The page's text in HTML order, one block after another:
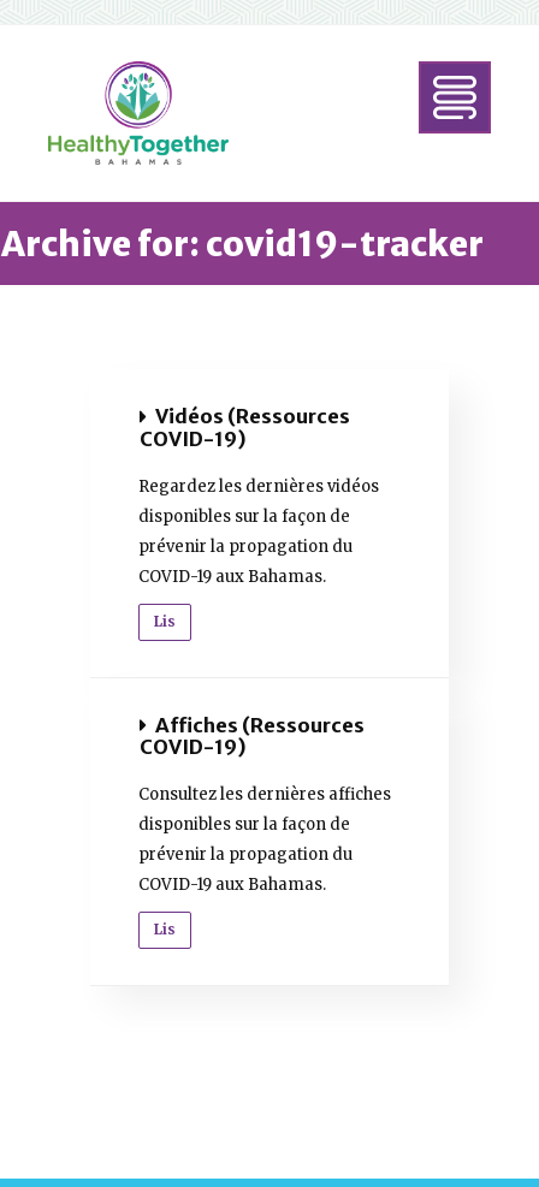
Archive for: covid19-tracker
Vidéos (Ressources
COVID-19)
Regardez les dernières vidéos
disponibles sur la façon de
prévenir la propagation du
COVID-19 aux Bahamas.
Lis
Affiches (Ressources
COVID-19)
Consultez les dernières affiches
disponibles sur la façon de
prévenir la propagation du
COVID-19 aux Bahamas.
Lis